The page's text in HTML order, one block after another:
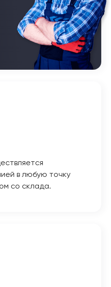
в любую точку
со склада.